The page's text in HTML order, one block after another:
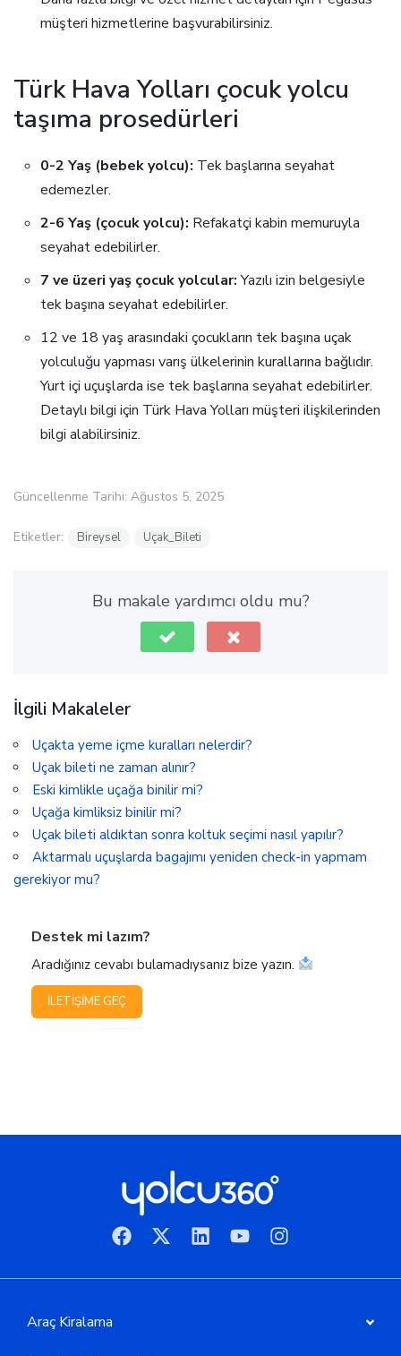
müşteri hizmetlerine başvurabilirsiniz.
Türk Hava Yolları çocuk yolcu
taşıma prosedürleri
0-2 Yaş (bebek yolcu): Tek başlarına seyahat
edemezler.
2-6 Yaş (çocuk yolcu): Refakatçi kabin memuruyla
seyahat edebilirler.
7 ve üzeri yaş çocuk yolcular:Yazılı izin belgesiyle
tek başına seyahat edebilirler.
12 ve 18 yaş arasındaki çocukların tek başına uçak
yolculuğu yapması varış ülkelerinin kurallarına bağlıdır.
Yurt içi uçuşlarda ise tek başlarına seyahat edebilirler.
Detaylı bilgi için Türk Hava Yolları müşteri ilişkilerinden
bilgi alabilirsiniz.
Güncellenme Tarihi: Ağustos 5, 2025
Etiketler: Bireysel Uçak_Bileti
Bu makale yardımcı oldu mu?
İlgili Makaleler
Uçakta yeme içme kuralları nelerdir?
Uçak bileti ne zaman alınır?
Eski kimlikle uçağa binilir mi?
Uçağa kimliksiz binilir mi?
Uçak bileti aldıktan sonra koltuk seçimi nasıl yapılır?
Aktarmalı uçuşlarda bagajımı yeniden check-in yapmam
gerekiyor mu?
Destek mi lazım?
Aradığınız cevabı bulamadıysanız bize yazın.
İLETIŞIME GEÇ
Araç Kiralama